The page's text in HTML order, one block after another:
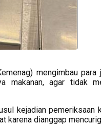
mengimbau para
makanan, agar tidak
kejadian pemeriksaan
karena dianggap